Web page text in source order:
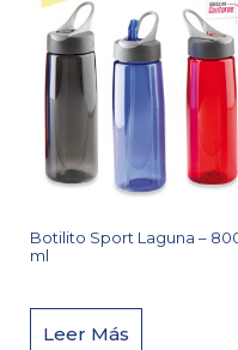
Botilito Sport Laguna –
ml
Leer Más